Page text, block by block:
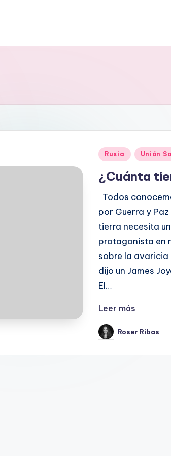
Publicado
Rusia Unión
¿Cuánta
Todos
por Guerra y
tierra necesita
protagonista en
sobre la avaricia
dijo un James
El…
Leer más
Publicado
por
Roser Ribas